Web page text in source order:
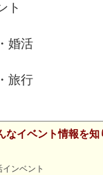
ト
婚活
旅行
なイベント情報を知
ンベント